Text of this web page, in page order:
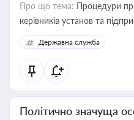
Про що тема: Процедури
керівників установ та
Державна служба
Політично значуща